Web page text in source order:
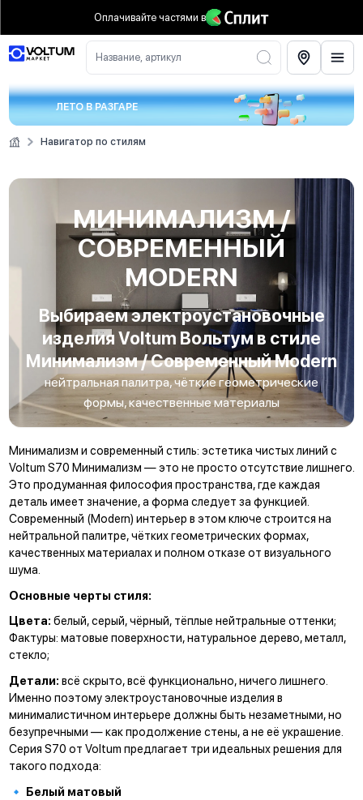
Оплачивайте частями в
Название, артикул
ЛЕТО В РАЗГАРЕ
Навигатор по стилям
МИНИМАЛИЗМ /
СОВРЕМЕННЫЙ
MODERN
Выбираем электроустановочные
изделия Voltum Вольтум в стиле
Минимализм / Современный Modern
нейтральная палитра, чёткие геометрические
формы, качественные материалы
Минимализм и современный стиль: эстетика чистых линий с
Voltum S70 Минимализм — это не просто отсутствие лишнего.
Это продуманная философия пространства, где каждая
деталь имеет значение, а форма следует за функцией.
Современный (Modern) интерьер в этом ключе строится на
нейтральной палитре, чётких геометрических формах,
качественных материалах и полном отказе от визуального
шума.
Основные черты стиля:
Цвета: белый, серый, чёрный, тёплые нейтральные оттенки;
Фактуры: матовые поверхности, натуральное дерево, металл,
стекло;
Детали: всё скрыто, всё функционально, ничего лишнего.
Именно поэтому электроустановочные изделия в
минималистичном интерьере должны быть незаметными, но
безупречными — как продолжение стены, а не её украшение.
Серия S70 от Voltum предлагает три идеальных решения для
такого подхода:
🔹 Белый матовый